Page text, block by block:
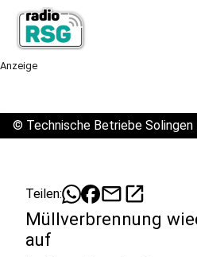
Anzeige
© Technische Betriebe Solingen
Teilen: mailopen_in_new
Müllverbrennung
auf